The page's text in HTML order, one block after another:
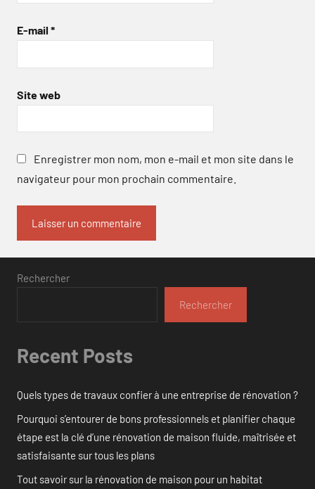
E-mail *
Site web
Enregistrer mon nom, mon e-mail et mon site dans le
navigateur pour mon prochain commentaire.
Rechercher
Rechercher
Recent Posts
Quels types de travaux confier à une entreprise de rénovation ?
Pourquoi s’entourer de bons professionnels et planifier chaque
étape est la clé d’une rénovation de maison fluide, maîtrisée et
satisfaisante sur tous les plans
Tout savoir sur la rénovation de maison pour un habitat